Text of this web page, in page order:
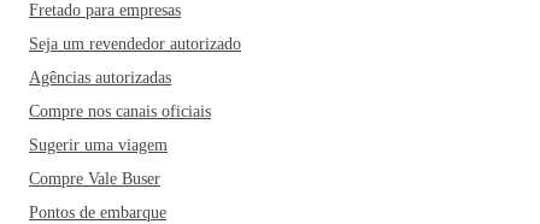
Fretado para empresas
Seja um revendedor autorizado
Agências autorizadas
Compre nos canais oficiais
Sugerir uma viagem
Compre Vale Buser
Pontos de embarque